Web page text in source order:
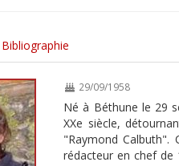
Bibliographie
29/09/1958
Né à Béthune le 29
XXe siècle,
"Raymond
rédacteur en chef